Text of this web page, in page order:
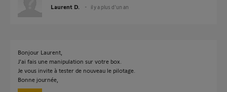
Laurent D. il y a plus d'un an
Bonjour Laurent,
J'ai fais une manipulation sur votre box.
Je vous invite à tester de nouveau le pilotage.
Bonne journée,